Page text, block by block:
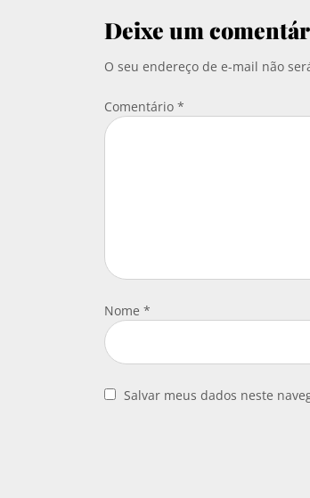
Deixe um
O seu endereço de e-mail não
Comentário *
Nome *
Salvar meus dados neste